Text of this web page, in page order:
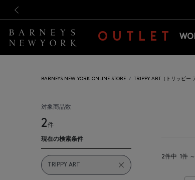
新規登録のお客
新規登録のお客
OUTLET
BARNEYS NEW YORK ONLINE STORE TRIPPY ART（トリッピー
対象商品数
2件
現在の検索条件
TRIPPY ART
2件中 1件